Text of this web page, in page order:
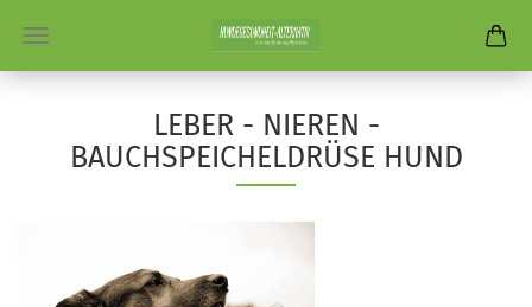
LEBER - NIEREN -
BAUCHSPEICHELDRÜSE HUND